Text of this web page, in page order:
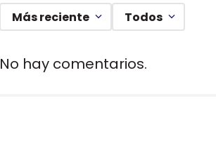
Más reciente Todos
No hay comentarios.